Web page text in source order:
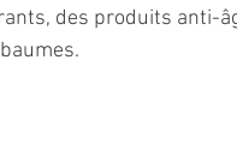
des produits anti-